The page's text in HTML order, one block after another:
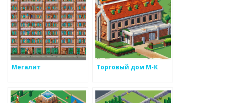
Мегалит Торговый дом М-К